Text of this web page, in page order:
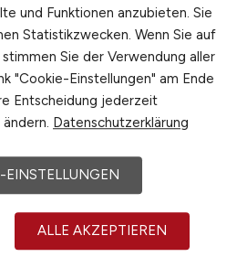
und Funktionen anzubieten. Sie
Statistikzwecken. Wenn Sie auf
Sie der Verwendung aller
"Cookie-Einstellungen" am Ende
Entscheidung jederzeit
Datenschutzerklärung
EINSTELLUNGEN
ALLE AKZEPTIEREN